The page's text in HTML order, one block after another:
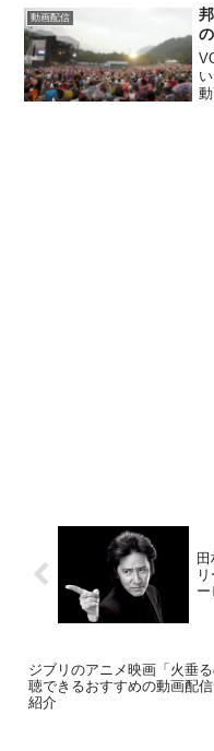
動画配信
ジブリのアニメ映画「火垂
聴できるおすすめの動画配
紹介